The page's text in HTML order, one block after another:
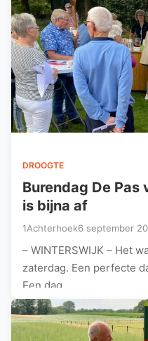
DROOGTE
Burendag De
is bijna af
1Achterhoek6 september
– WINTERSWIJK – Het
zaterdag. Een perfecte
Een dag…